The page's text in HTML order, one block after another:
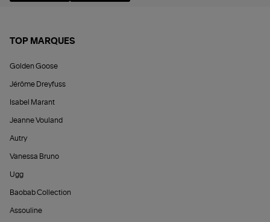
TOP MARQUES
Golden Goose
Jérôme Dreyfuss
Isabel Marant
Jeanne Vouland
Autry
Vanessa Bruno
Ugg
Baobab Collection
Assouline